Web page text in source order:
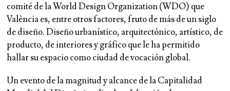
comité de la World Design Organization (WDO) que
València es, entre otros factores, fruto de más de un siglo
de diseño. Diseño urbanístico, arquitectónico, artístico, de
producto, de interiores y gráfico que le ha permitido
hallar su espacio como ciudad de vocación global.
Un evento de la magnitud y alcance de la Capitalidad